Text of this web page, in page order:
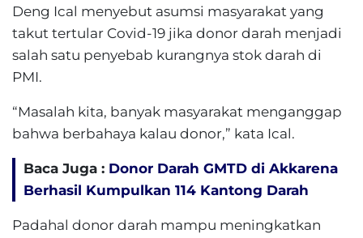
Deng Ical menyebut asumsi masyarakat yang
takut tertular Covid-19 jika donor darah menjadi
salah satu penyebab kurangnya stok darah di
PMI.
“Masalah kita, banyak masyarakat menganggap
bahwa berbahaya kalau donor,” kata Ical.
Baca Juga : Donor Darah GMTD di Akkarena
Berhasil Kumpulkan 114 Kantong Darah
Padahal donor darah mampu meningkatkan